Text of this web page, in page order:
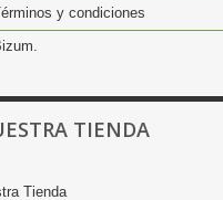
y condiciones
TIENDA